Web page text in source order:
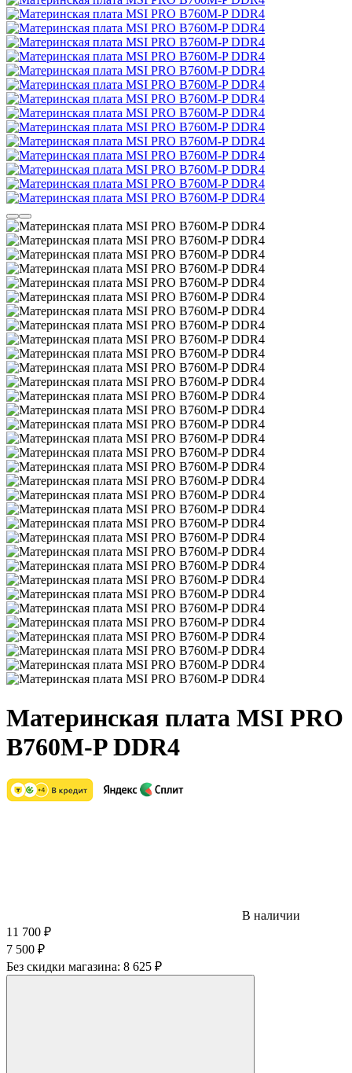
Материнская плата MSI PRO
B760M-P DDR4
В наличии
11 700 ₽
7 500 ₽
Без скидки магазина: 8 625 ₽